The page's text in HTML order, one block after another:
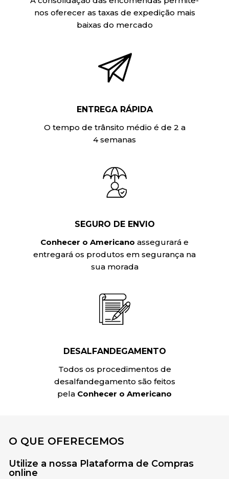
nos oferecer as taxas de expedição mais
baixas do mercado
ENTREGA RÁPIDA
O tempo de trânsito médio é de 2 a
4 semanas
SEGURO DE ENVIO
Conhecer o Americano assegurará e
entregará os produtos em segurança na
sua morada
DESALFANDEGAMENTO
Todos os procedimentos de
desalfandegamento são feitos
pela Conhecer o Americano
O QUE OFERECEMOS
Utilize a nossa Plataforma de Compras
online